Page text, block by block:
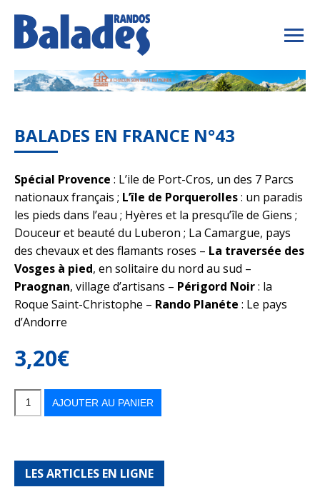
BALADES EN FRANCE N°43
Spécial Provence : L’ile de Port-Cros, un des 7 Parcs
nationaux français ; L’île de Porquerolles: un paradis
les pieds dans l’eau ; Hyères et la presqu’île de Giens ;
Douceur et beauté du Luberon ; La Camargue, pays
des chevaux et des flamants roses – La traversée des
Vosges à pied, en solitaire du nord au sud –
Praognan, village d’artisans – Périgord Noir: la
Roque Saint-Christophe – Rando Planéte : Le pays
d’Andorre
3,20€
quantité
Balades AJOUTER AU PANIER
LES ARTICLES EN LIGNE